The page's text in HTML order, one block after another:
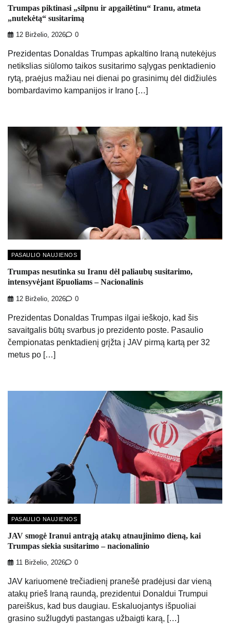
Trumpas piktinasi „silpnu ir apgailėtinu“ Iranu, atmeta
„nutekėtą“ susitarimą
12 Birželio, 2026 0
Prezidentas Donaldas Trumpas apkaltino Iraną nutekėjus
netikslias siūlomo taikos susitarimo sąlygas penktadienio
rytą, praėjus mažiau nei dienai po grasinimų dėl didžiulės
bombardavimo kampanijos ir Irano […]
PASAULIO NAUJIENOS
Trumpas nesutinka su Iranu dėl paliaubų susitarimo,
intensyvėjant išpuoliams – Nacionalinis
12 Birželio, 2026 0
Prezidentas Donaldas Trumpas ilgai ieškojo, kad šis
savaitgalis būtų svarbus jo prezidento poste. Pasaulio
čempionatas penktadienį grįžta į JAV pirmą kartą per 32
metus po […]
PASAULIO NAUJIENOS
JAV smogė Iranui antrąją atakų atnaujinimo dieną, kai
Trumpas siekia susitarimo – nacionalinio
11 Birželio, 2026 0
JAV kariuomenė trečiadienį pranešė pradėjusi dar vieną
atakų prieš Iraną raundą, prezidentui Donaldui Trumpui
pareiškus, kad bus daugiau. Eskaluojantys išpuoliai
grasino sužlugdyti pastangas užbaigti karą, […]